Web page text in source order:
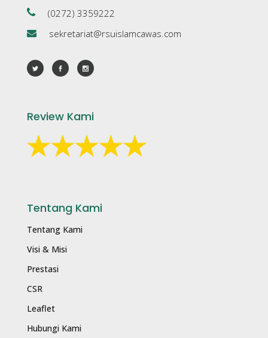
(0272) 3359222
sekretariat@rsuislamcawas.com
Review Kami
Tentang Kami
Tentang Kami
Visi & Misi
Prestasi
CSR
Leaflet
Hubungi Kami